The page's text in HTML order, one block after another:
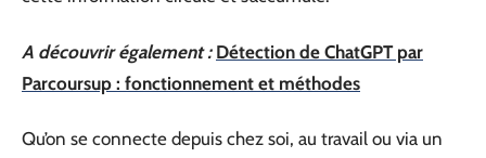
A découvrir également : Détection de ChatGPT par
Parcoursup : fonctionnement et méthodes
Qu’on se connecte depuis chez soi, au travail ou via un